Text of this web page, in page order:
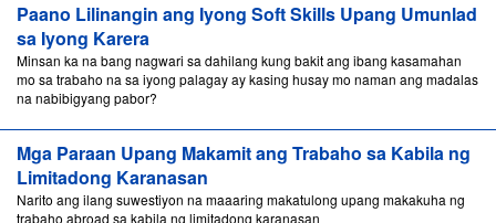
Paano Lilinangin ang Iyong Soft Skills Upang Umunlad
sa Iyong Karera
Minsan ka na bang nagwari sa dahilang kung bakit ang ibang kasamahan
mo sa trabaho na sa iyong palagay ay kasing husay mo naman ang madalas
na nabibigyang pabor?
Mga Paraan Upang Makamit ang Trabaho sa Kabila ng
Limitadong Karanasan
Narito ang ilang suwestiyon na maaaring makatulong upang makakuha ng
trabaho abroad sa kabila ng limitadong karanasan